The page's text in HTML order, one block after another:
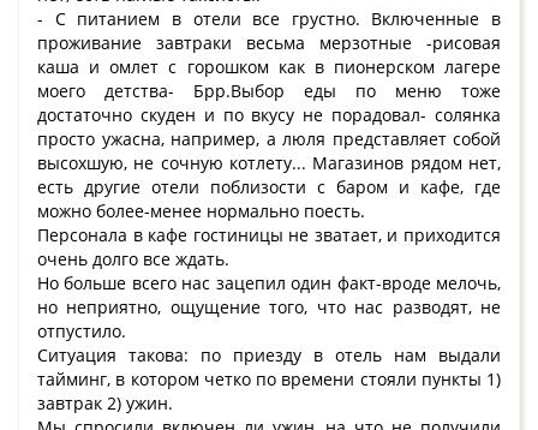
- С питанием в отели все грустно. Включенные в
проживание завтраки весьма мерзотные -рисовая
каша и омлет с горошком как в пионерском лагере
моего детства- Брр.Выбор еды по меню тоже
достаточно скуден и по вкусу не порадовал- солянка
просто ужасна, например, а люля представляет собой
высохшую, не сочную котлету... Магазинов рядом нет,
есть другие отели поблизости с баром и кафе, где
можно более-менее нормально поесть.
Персонала в кафе гостиницы не зватает, и приходится
очень долго все ждать.
Но больше всего нас зацепил один факт-вроде мелочь,
но неприятно, ощущение того, что нас разводят, не
отпустило.
Ситуация такова: по приезду в отель нам выдали
тайминг, в котором четко по времени стояли пункты 1)
завтрак 2) ужин.